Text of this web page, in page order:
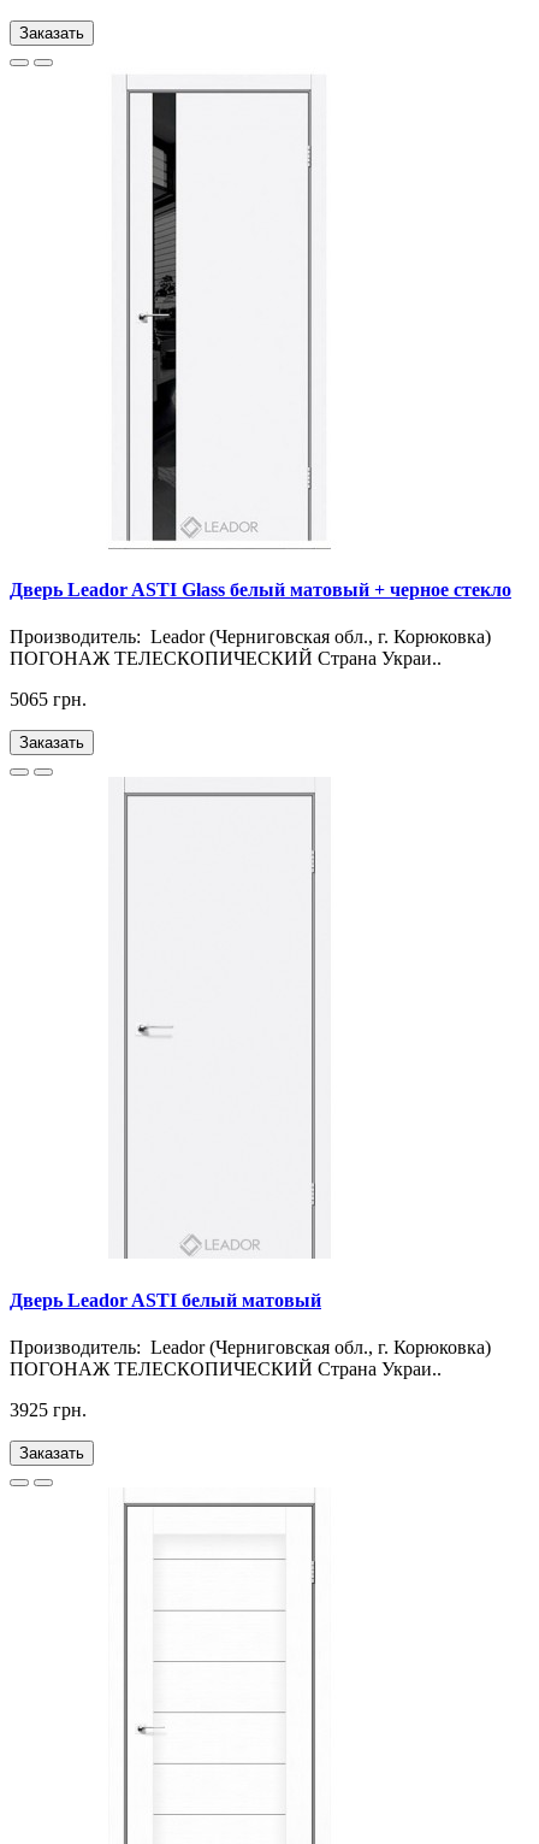
Заказать
Дверь Leador ASTI Glass белый матовый + черное стекло
Производитель: Leador (Черниговская обл., г. Корюковка)
ПОГОНАЖ ТЕЛЕСКОПИЧЕСКИЙ Страна Украи..
5065 грн.
Заказать
Дверь Leador ASTI белый матовый
Производитель: Leador (Черниговская обл., г. Корюковка)
ПОГОНАЖ ТЕЛЕСКОПИЧЕСКИЙ Страна Украи..
3925 грн.
Заказать